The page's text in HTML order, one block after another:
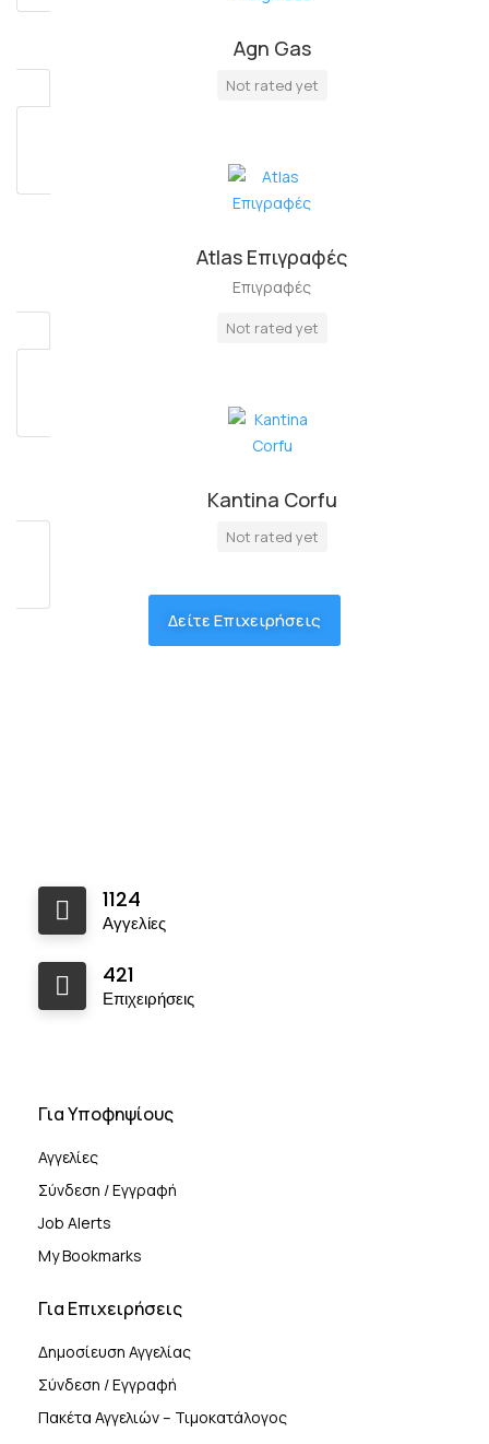
Agn Gas
Not rated yet
Atlas Επιγραφές
Επιγραφές
Not rated yet
Kantina Corfu
Not rated yet
Δείτε Επιχειρήσεις
1124
Αγγελίες
421
Επιχειρήσεις
Για Υποφηψίους
Αγγελίες
Σύνδεση / Εγγραφή
Job Alerts
My Bookmarks
Για Επιχειρήσεις
Δημοσίευση Αγγελίας
Σύνδεση / Εγγραφή
Πακέτα Αγγελιών – Τιμοκατάλογος